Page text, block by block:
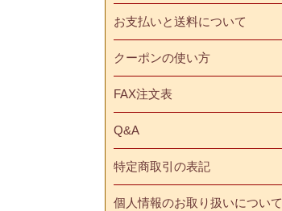
お支払いと送料について
クーポンの使い方
FAX注文表
Q&A
特定商取引の表記
個人情報のお取り扱いについて